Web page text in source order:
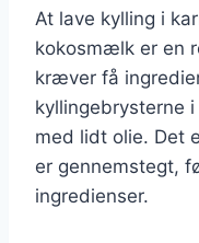
At lave kylling i
kokosmælk er en
kræver få
kyllingebrysterne
med lidt olie. Det
er gennemstegt,
ingredienser.